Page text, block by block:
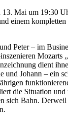
Mai um 19:30
einem
Peter – im
Mozarts
dient
und Johann – ein
die Situation und
sich Bahn. Derweil